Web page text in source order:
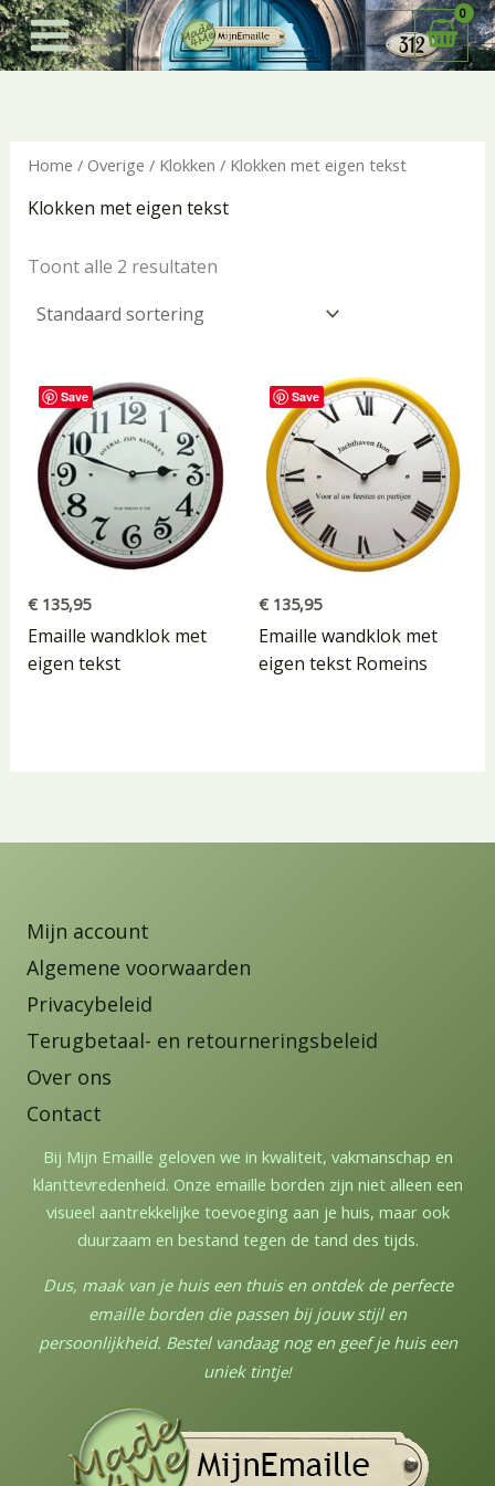
Ga
naar
de
Home / Overige / Klokken / Klokken met eigen tekst
Klokken met eigen tekst
Toont alle 2 resultaten
Save
€135,95
Emaille wandklok met
eigen tekst
Save
€ 135,95
Emaille wandklok met
eigen tekst Romeins
Mijn account
Algemene voorwaarden
Privacybeleid
Terugbetaal- en retourneringsbeleid
Over ons
Contact
Bij Mijn Emaille geloven we in kwaliteit, vakmanschap en
klanttevredenheid. Onze emaille borden zijn niet alleen een
visueel aantrekkelijke toevoeging aan je huis, maar ook
duurzaam en bestand tegen de tand des tijds.
Dus, maak van je huis een thuis en ontdek de perfecte
emaille borden die passen bij jouw stijl en
persoonlijkheid. Bestel vandaag nog en geef je huis een
uniek tintje!